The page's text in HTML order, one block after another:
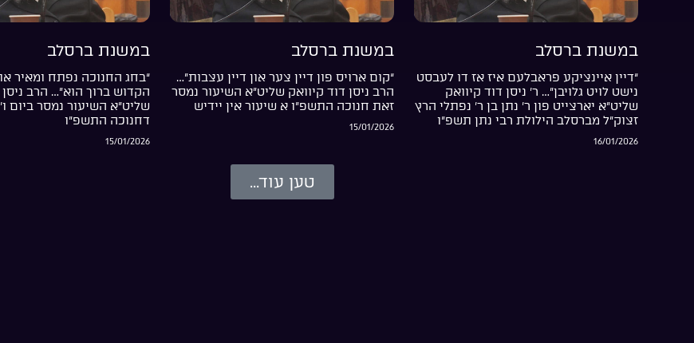
במשנת ברסלב
“דיין איינציקע פראבלעם איז אז דו לעבסט
נישט לויט גלויבן”… ר’ ניסן דוד קיוואק
שליט”א יארצייט פון ר’ נתן בן ר’ נפתלי הרץ
זצוק”ל מברסלב הילולת רבי נתן תשפ”ו
16/01/2026
במשנת ברסלב
“קום ארויס פון דיין צער און דיין עצבות”…
הרב ניסן דוד קיוואק שליט”א השיעור נמסר
זאת חנוכה התשפ”ו א שיעור אין יידיש
15/01/2026
במשנת ברסלב
“בחג החנוכה נפתח ומאיר
הקדוש ברוך הוא”… הרב ניסן
שליט”א השיעור נמסר ביום
דחנוכה התשפ”ו
15/01/2026
טען עוד...